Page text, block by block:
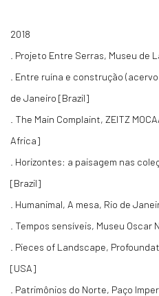
2018
. Projeto Entre Serras, Museu
. Entre ruína e construção
de Janeiro [Brazil]
. The Main Complaint, ZEITZ
Africa]
. Horizontes: a paisagem nas
[Brazil]
. Humanimal, A mesa, Rio de
. Tempos sensíveis, Museu
. Pieces of Landscape,
[USA]
. Patrimônios do Norte, Paço